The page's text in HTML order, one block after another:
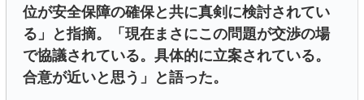
位が安全保障の確保と共に真剣に検討されてい
る」と指摘。「現在まさにこの問題が交渉の場
で協議されている。具体的に立案されている。
合意が近いと思う」と語った。